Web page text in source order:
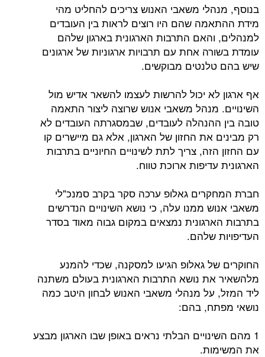
בנוסף, מנהלי משאבי האנוש צריכים להחליט מהי
מידת ההתאמה שהם היו רוצים לראות בין העובדים
למנהלים, והאם התרבות הארגונית בארגון שלהם
עומדת בשורה אחת עם תרבויות ארגוניות של ארגונים
שיש בהם טלנטים מבוקשים.
אף ארגון לא יכול להרשות לעצמו להשאר אדיש מול
השינויים. מנהל משאבי אנוש שרוצה ליצור התאמה
טובה בין ההנהלה לעובדים, שבמסגרתה העובדים לא
רק מבינים את החזון של הארגון, אלא גם מיישרים קו
עם החזון הזה, צריך לתת לשינויים החיוניים בתרבות
הארגונית עדיפות ארוכת טווח.
חברת המחקרים גאלופ ערכה סקר בקרב סמנכ"לי
משאבי אנוש ממנו עלה, כי נושא השינויים הנדרשים
בתרבות הארגונית נמצאים במקום גבוה מאוד בסדר
העדיפויות שלהם.
החוקרים של גאלופ הגיעו למסקנה, שכדי להמנע
מלהשאיר את נושא התרבות הארגונית בעולם משתנה
ליד המזל, על מנהלי משאבי האנוש לבחון היטב כמה
נושאי מפתח, בהם:
1 מהם השינויים הבלתי נראים באופן שבו הארגון מבצע
את המשימות.